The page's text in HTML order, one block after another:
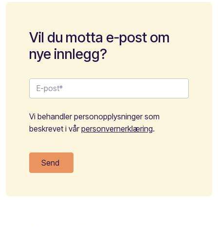
Vil du motta e-post om
nye innlegg?
Vi behandler personopplysninger som
beskrevet i vårpersonvernerklæring.